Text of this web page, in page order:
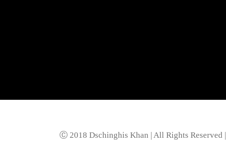
Ⓒ 2018 Dschinghis Khan | All Rights Reserved |